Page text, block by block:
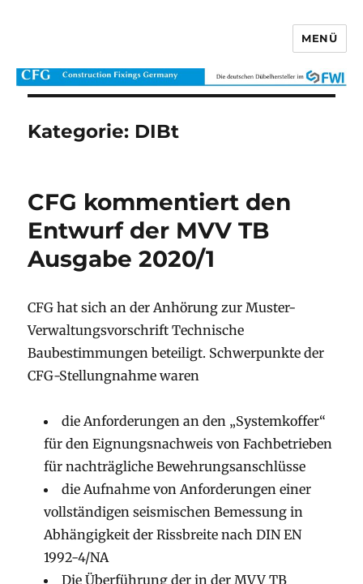
CFG Construction Fixings Germany
MENÜ
Kategorie: DIBt
CFG kommentiert den
Entwurf der MVV TB
Ausgabe 2020/1
CFG hat sich an der Anhörung zur Muster-
Verwaltungsvorschrift Technische
Baubestimmungen beteiligt. Schwerpunkte der
CFG-Stellungnahme waren
die Anforderungen an den „Systemkoffer“
für den Eignungsnachweis von Fachbetrieben
für nachträgliche Bewehrungsanschlüsse
die Aufnahme von Anforderungen einer
vollständigen seismischen Bemessung in
Abhängigkeit der Rissbreite nach DIN EN
1992-4/NA
Die Überführung der in der MVV TB